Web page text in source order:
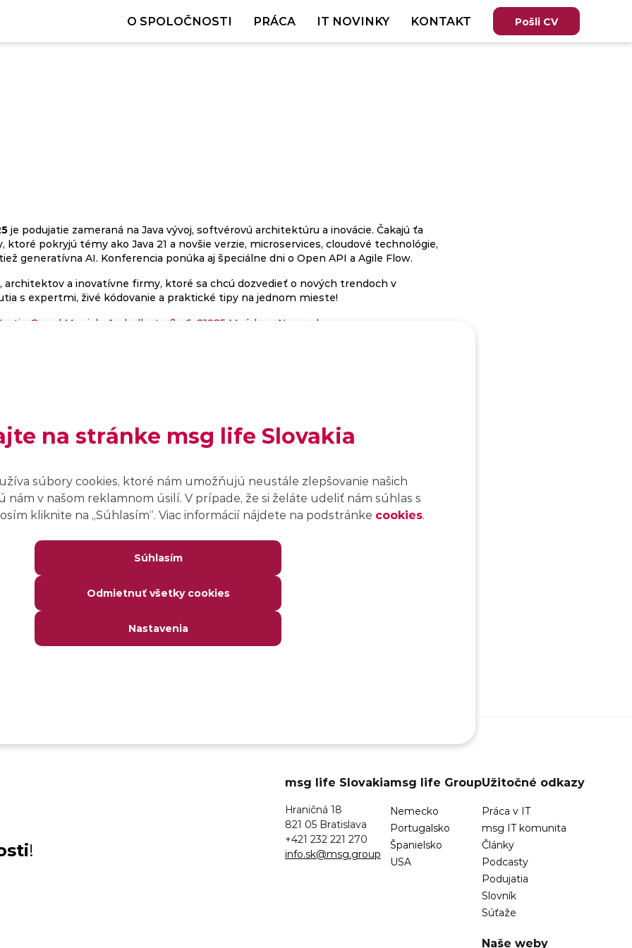
O SPOLOČNOSTI PRÁCA IT NOVINKY KONTAKT Pošli CV
je podujatie zameraná na Java vývoj, softvérovú architektúru a inovácie. Čakajú ťa
ktoré pokryjú témy ako Java 21 a novšie verzie, microservices, cloudové technológie,
generatívna AI. Konferencia ponúka aj špeciálne dni o Open API a Agile Flow.
architektov a inovatívne firmy, ktoré sa chcú dozvedieť o nových trendoch v
s expertmi, živé kódovanie a praktické tipy na jednom mieste!
Grand Munich, Arabellastraße 6, 81925 Mníchov, Nemecko
Organizátor:
Zameranie:
Programátori
evente nájdeš na webovej stránke organizátora.
!
msg life Slovakia
Hraničná 18
821 05 Bratislava
+421 232 221 270
info.sk@msg.group
msg life Group
Nemecko
Portugalsko
Španielsko
USA
Užitočné odkazy
Práca v IT
msg IT komunita
Články
Podcasty
Podujatia
Slovník
Súťaže
Naše weby
na stránke msg life Slovakia
súbory cookies, ktoré nám umožňujú neustále zlepšovanie našich
nám v našom reklamnom úsilí. V prípade, že si želáte udeliť nám súhlas s
kliknite na ,,Súhlasím“. Viac informácií nájdete na podstránke cookies.
Súhlasím
Odmietnuť všetky cookies
Nastavenia